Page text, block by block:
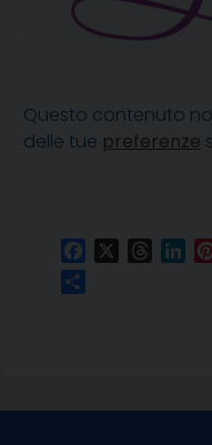
Questo contenuto
delle tue preferenze
Facebook